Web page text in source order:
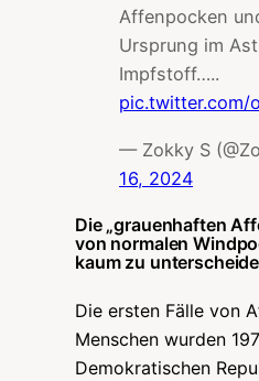
Affenpocken
Ursprung im
Impfstoff…..
pic.twitter.com/
— Zokky S
16, 2024
Die „grauenhaften
von normalen
kaum zu
Die ersten Fälle von
Menschen wurden
Demokratischen